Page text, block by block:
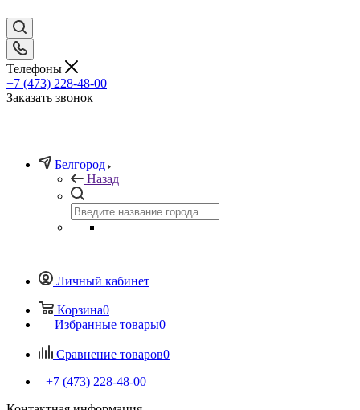
Телефоны
+7 (473) 228-48-00
Заказать звонок
Белгород
Назад
Личный кабинет
Корзина0
Избранные товары0
Сравнение товаров0
+7 (473) 228-48-00